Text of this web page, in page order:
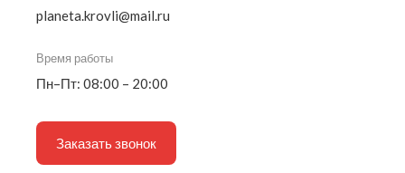
planeta.krovli@mail.ru
Время работы
Пн–Пт: 08:00 – 20:00
Заказать звонок